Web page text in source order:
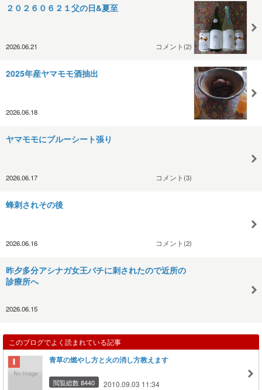
２０２６０６２１父の日&夏至
2026.06.21 コメント(2)
2025年産ヤマモモ酒抽出
2026.06.18
ヤマモモにブルーシート張り
2026.06.17 コメント(3)
蜂刺されその後
2026.06.16 コメント(2)
昨夕多分アシナガ女王バチに刺されたので近所の
診療所へ
2026.06.15
このブログでよく読まれている記事
青草の燃やし方と火の消し方教えます
閲覧総数 8440 2010.09.03 11:34